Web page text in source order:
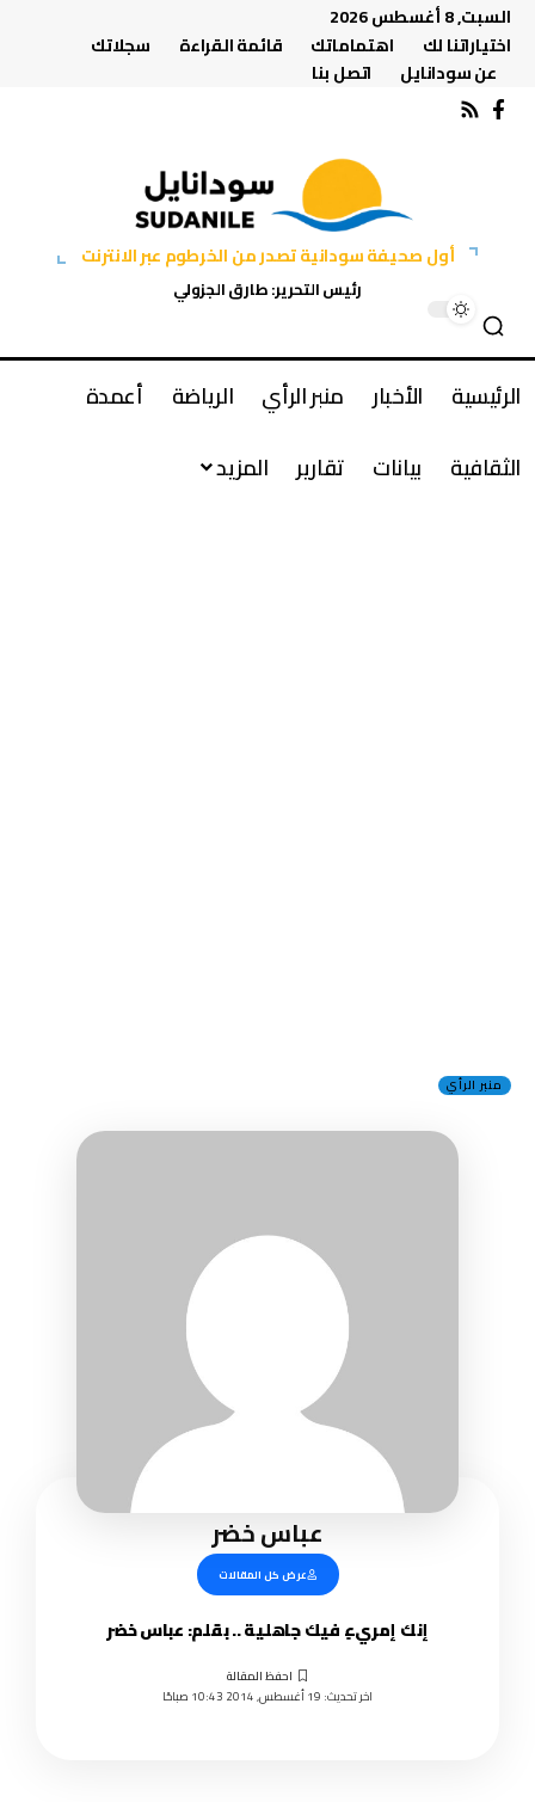
السبت, 8 أغسطس 2026
اختياراتنا لك
اهتماماتك قائمة القراءة
سجلاتك
عن سودانايل
اتصل بنا
أول صحيفة سودانية تصدر من الخرطوم عبر الانترنت
رئيس التحرير: طارق الجزولي
الرئيسية الأخبار منبر الرأي الرياضة
أعمدة
الثقافية
بيانات تقارير المزيد
منبر الرأي
عباس خضر
عرض كل المقالات
إنك إمريءٍ فيك جاهلية .. بقلم: عباس خضر
اخر تحديث: 19 أغسطس, 2014 10:43 صباحًا